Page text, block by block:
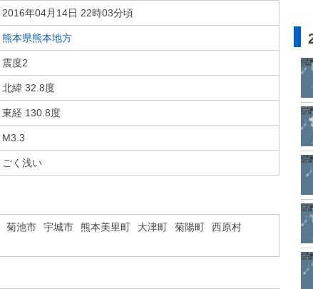
2016年04月14日 22時03分頃
熊本県熊本地方
震度2
北緯 32.8度
東経 130.8度
M3.3
ごく浅い
菊池市 宇城市 熊本美里町 大津町 菊陽町
西原村